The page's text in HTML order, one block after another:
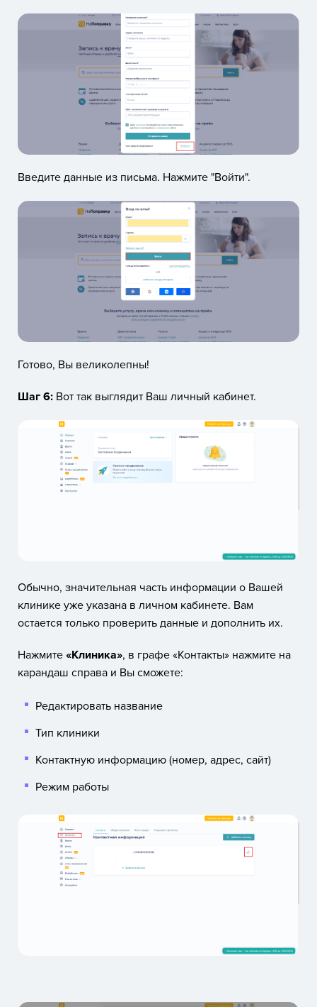
Введите данные из письма. Нажмите "Войти".
Готово, Вы великолепны!
Шаг 6: Вот так выглядит Ваш личный кабинет.
Обычно, значительная часть информации о Вашей
клинике уже указана в личном кабинете. Вам
остается только проверить данные и дополнить их.
Нажмите «Клиника», в графе «Контакты» нажмите на
карандаш справа и Вы сможете:
Редактировать название
Тип клиники
Контактную информацию (номер, адрес, сайт)
Режим работы